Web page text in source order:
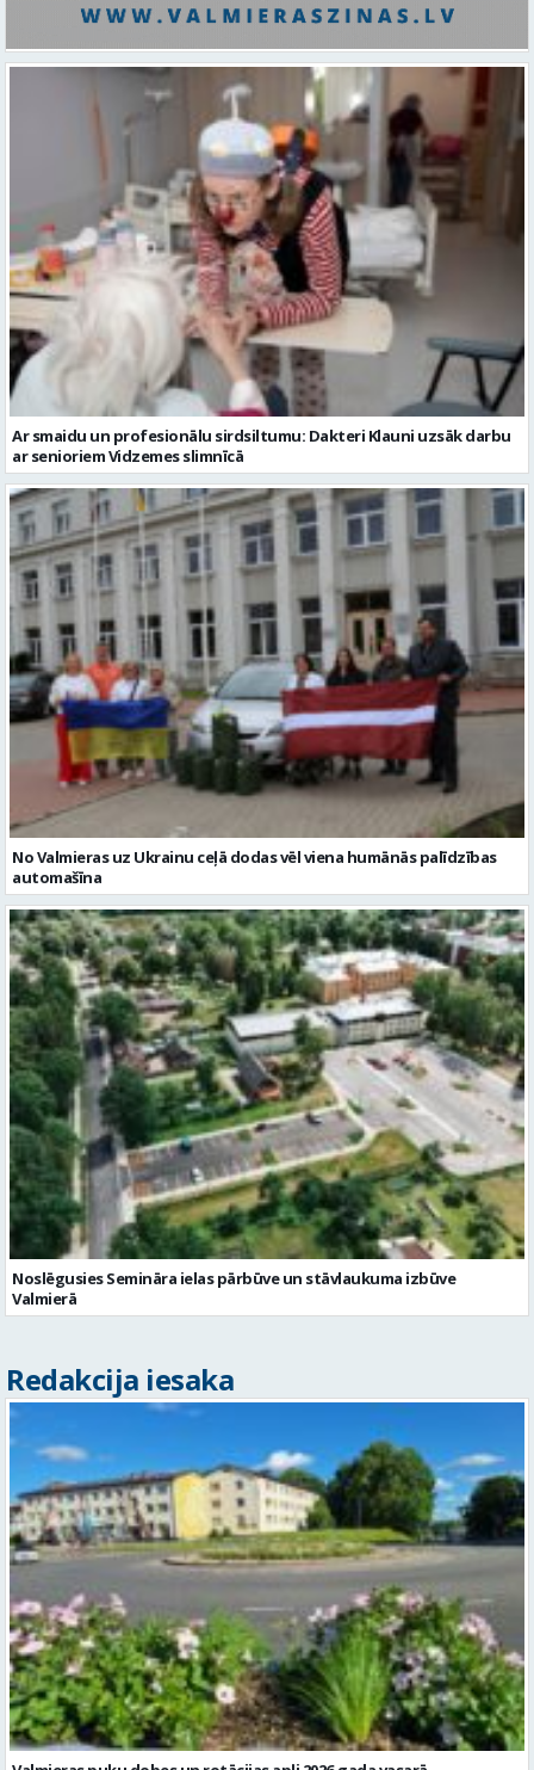
Ar smaidu un profesionālu sirdsiltumu: Dakteri Klauni uzsāk darbu
ar senioriem Vidzemes slimnīcā
No Valmieras uz Ukrainu ceļā dodas vēl viena humānās palīdzības
automašīna
Noslēgusies Semināra ielas pārbūve un stāvlaukuma izbūve
Valmierā
Redakcija iesaka